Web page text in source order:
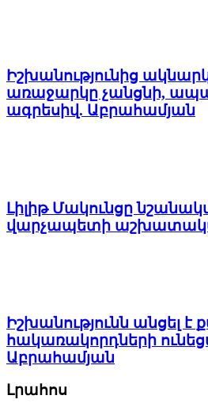
Իշխանությունից
առաջարկը չանցնի, ապա
ագրեսիվ. Աբրահամյան
Լիլիթ Մակունցը
վարչապետի
Իշխանությունն անցել
հակառակորդների
Աբրահամյան
Լրահոս